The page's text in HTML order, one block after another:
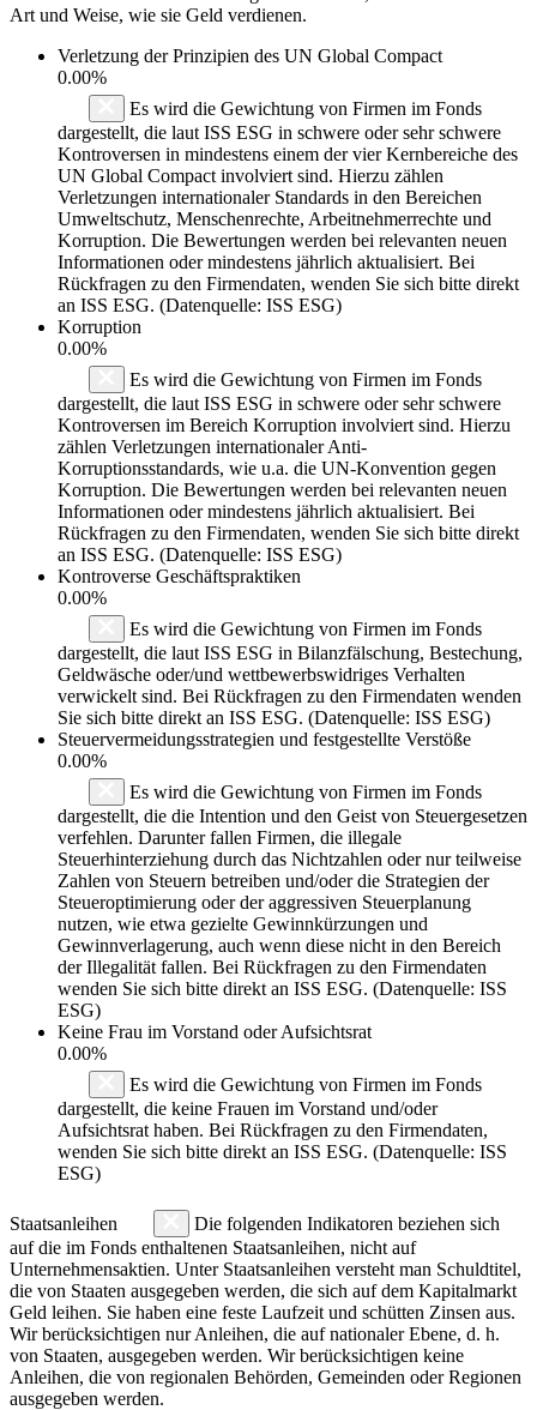
Art und Weise, wie sie Geld verdienen.
Verletzung der Prinzipien des UN Global Compact
0.00%
Es wird die Gewichtung von Firmen im Fonds
dargestellt, die laut ISS ESG in schwere oder sehr schwere
Kontroversen in mindestens einem der vier Kernbereiche des
UN Global Compact involviert sind. Hierzu zählen
Verletzungen internationaler Standards in den Bereichen
Umweltschutz, Menschenrechte, Arbeitnehmerrechte und
Korruption. Die Bewertungen werden bei relevanten neuen
Informationen oder mindestens jährlich aktualisiert. Bei
Rückfragen zu den Firmendaten, wenden Sie sich bitte direkt
an ISS ESG. (Datenquelle: ISS ESG)
Korruption
0.00%
Es wird die Gewichtung von Firmen im Fonds
dargestellt, die laut ISS ESG in schwere oder sehr schwere
Kontroversen im Bereich Korruption involviert sind. Hierzu
zählen Verletzungen internationaler Anti-
Korruptionsstandards, wie u.a. die UN-Konvention gegen
Korruption. Die Bewertungen werden bei relevanten neuen
Informationen oder mindestens jährlich aktualisiert. Bei
Rückfragen zu den Firmendaten, wenden Sie sich bitte direkt
an ISS ESG. (Datenquelle: ISS ESG)
Kontroverse Geschäftspraktiken
0.00%
Es wird die Gewichtung von Firmen im Fonds
dargestellt, die laut ISS ESG in Bilanzfälschung, Bestechung,
Geldwäsche oder/und wettbewerbswidriges Verhalten
verwickelt sind. Bei Rückfragen zu den Firmendaten wenden
Sie sich bitte direkt an ISS ESG. (Datenquelle: ISS ESG)
Steuervermeidungsstrategien und festgestellte Verstöße
0.00%
Es wird die Gewichtung von Firmen im Fonds
dargestellt, die die Intention und den Geist von Steuergesetzen
verfehlen. Darunter fallen Firmen, die illegale
Steuerhinterziehung durch das Nichtzahlen oder nur teilweise
Zahlen von Steuern betreiben und/oder die Strategien der
Steueroptimierung oder der aggressiven Steuerplanung
nutzen, wie etwa gezielte Gewinnkürzungen und
Gewinnverlagerung, auch wenn diese nicht in den Bereich
der Illegalität fallen. Bei Rückfragen zu den Firmendaten
wenden Sie sich bitte direkt an ISS ESG. (Datenquelle: ISS
ESG)
Keine Frau im Vorstand oder Aufsichtsrat
0.00%
Es wird die Gewichtung von Firmen im Fonds
dargestellt, die keine Frauen im Vorstand und/oder
Aufsichtsrat haben. Bei Rückfragen zu den Firmendaten,
wenden Sie sich bitte direkt an ISS ESG. (Datenquelle: ISS
ESG)
Staatsanleihen
Die folgenden Indikatoren beziehen sich
auf die im Fonds enthaltenen Staatsanleihen, nicht auf
Unternehmensaktien. Unter Staatsanleihen versteht man Schuldtitel,
die von Staaten ausgegeben werden, die sich auf dem Kapitalmarkt
Geld leihen. Sie haben eine feste Laufzeit und schütten Zinsen aus.
Wir berücksichtigen nur Anleihen, die auf nationaler Ebene, d. h.
von Staaten, ausgegeben werden. Wir berücksichtigen keine
Anleihen, die von regionalen Behörden, Gemeinden oder Regionen
ausgegeben werden.